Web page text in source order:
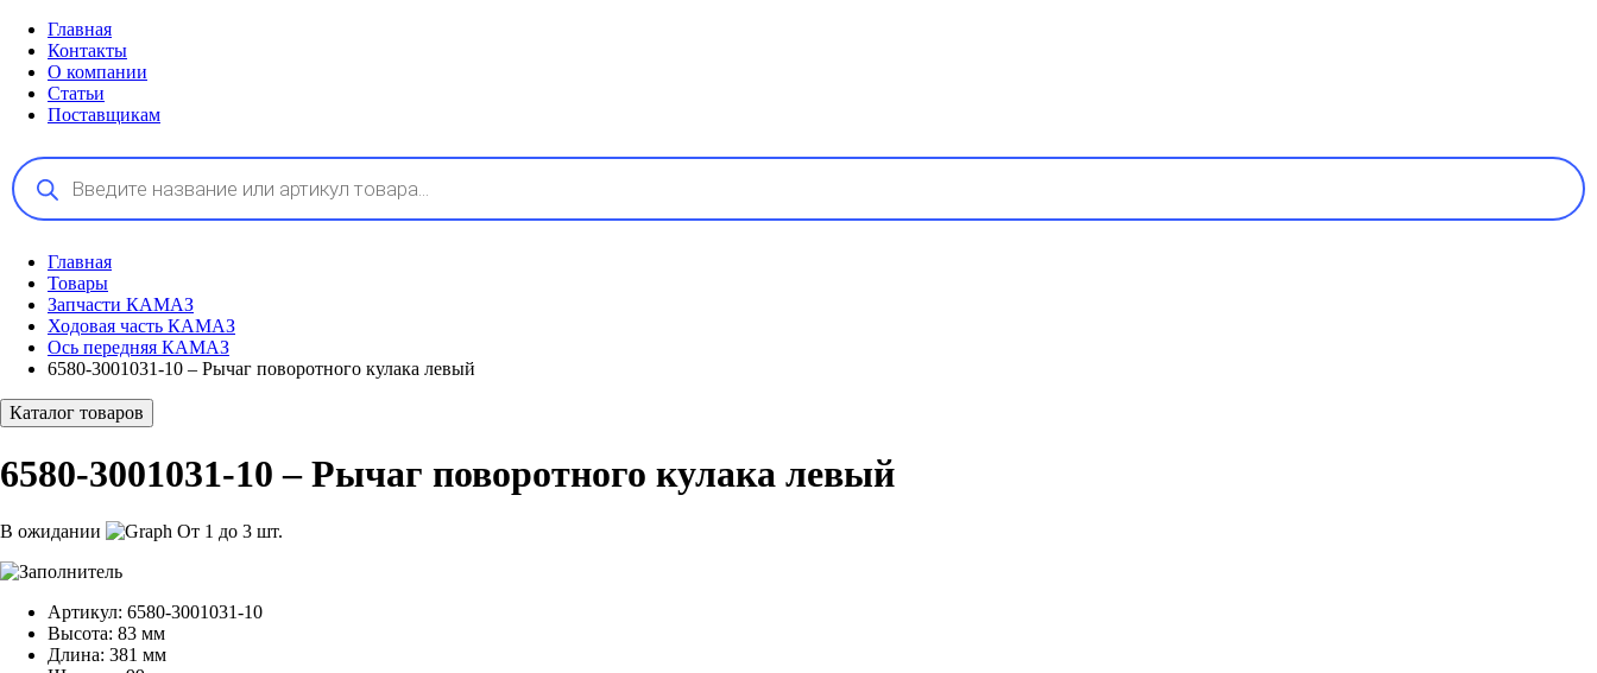
Главная
Контакты
О компании
Статьи
Поставщикам
Поиск
товаров
Главная
Товары
Запчасти КАМАЗ
Ходовая часть КАМАЗ
Ось передняя КАМАЗ
6580-3001031-10 – Рычаг поворотного кулака левый
Каталог товаров
6580-3001031-10 – Рычаг поворотного кулака левый
В ожидании От 1 до 3 шт.
Артикул: 6580-3001031-10
Высота: 83 мм
Длина: 381 мм